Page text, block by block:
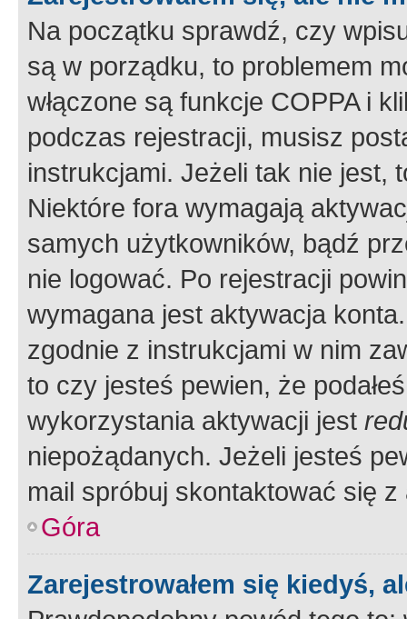
Na początku sprawdź, czy
są w porządku, to problemem
włączone są funkcje COPPA i
podczas rejestracji, musisz
instrukcjami. Jeżeli tak nie jest,
Niektóre fora wymagają
samych użytkowników, bądź
nie logować. Po rejestracji
wymagana jest aktywacja
zgodnie z instrukcjami w nim
to czy jesteś pewien, że
wykorzystania aktywacji jest
niepożądanych. Jeżeli jesteś
mail spróbuj skontaktować się
Góra
Zarejestrowałem się kiedyś,